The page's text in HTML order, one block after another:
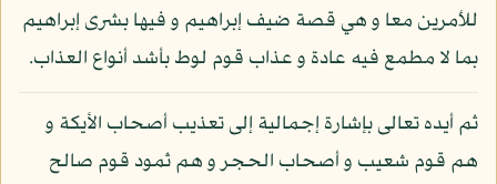
للأمرين معا و هي قصة ضيف إبراهيم و فيها بشرى إبراهيم
بما لا مطمع فيه عادة و عذاب قوم لوط بأشد أنواع العذاب.
ثم أيده تعالى بإشارة إجمالية إلى تعذيب أصحاب الأيكة و
هم قوم شعيب و أصحاب الحجر و هم ثمود قوم صالح